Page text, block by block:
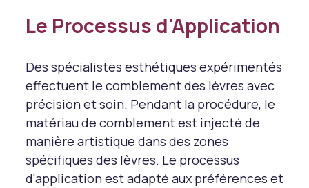
Le Processus d'Application
Des spécialistes esthétiques expérimentés
effectuent le comblement des lèvres avec
précision et soin. Pendant la procédure, le
matériau de comblement est injecté de
manière artistique dans des zones
spécifiques des lèvres. Le processus
d'application est adapté aux préférences et